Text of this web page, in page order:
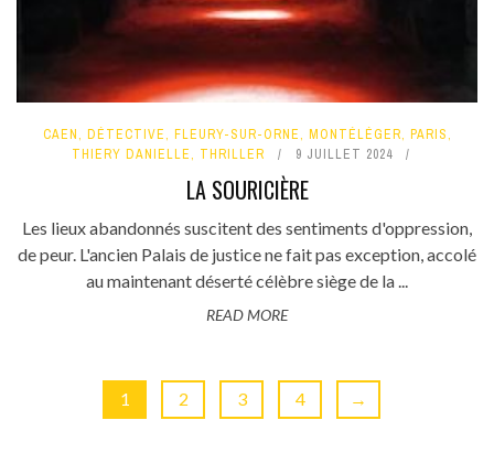
CAEN, DÉTECTIVE, FLEURY-SUR-ORNE, MONTÉLÉGER, PARIS,
THIERY DANIELLE, THRILLER 9 JUILLET 2024
LA SOURICIÈRE
Les lieux abandonnés suscitent des sentiments d'oppression,
de peur. L'ancien Palais de justice ne fait pas exception, accolé
au maintenant déserté célèbre siège de la ...
READ MORE
1 2 3 4 →